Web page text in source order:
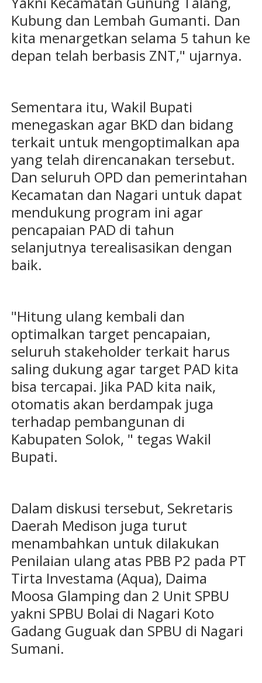
Kubung dan Lembah Gumanti. Dan
kita menargetkan selama 5 tahun ke
depan telah berbasis ZNT," ujarnya.
Sementara itu, Wakil Bupati
menegaskan agar BKD dan bidang
terkait untuk mengoptimalkan apa
yang telah direncanakan tersebut.
Dan seluruh OPD dan pemerintahan
Kecamatan dan Nagari untuk dapat
mendukung program ini agar
pencapaian PAD di tahun
selanjutnya terealisasikan dengan
baik.
"Hitung ulang kembali dan
optimalkan target pencapaian,
seluruh stakeholder terkait harus
saling dukung agar target PAD kita
bisa tercapai. Jika PAD kita naik,
otomatis akan berdampak juga
terhadap pembangunan di
Kabupaten Solok, " tegas Wakil
Bupati.
Dalam diskusi tersebut, Sekretaris
Daerah Medison juga turut
menambahkan untuk dilakukan
Penilaian ulang atas PBB P2 pada PT
Tirta Investama (Aqua), Daima
Moosa Glamping dan 2 Unit SPBU
yakni SPBU Bolai di Nagari Koto
Gadang Guguak dan SPBU di Nagari
Sumani.